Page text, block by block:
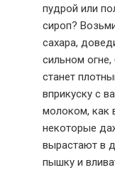
пудрой или
сироп?
сахара,
сильном
станет
вприкуску с
молоком, как
некоторые
вырастают в
пышку и